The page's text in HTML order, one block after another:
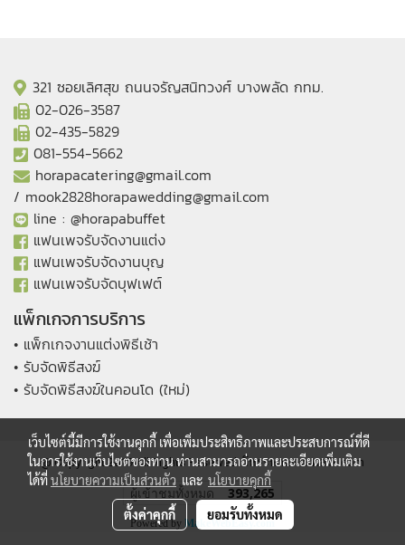
321 ซอยเลิศสุข ถนนจรัญสนิทวงศ์ บางพลัด กทม.
02-026-3587
02-435-5829
081-554-5662
horapacatering@gmail.com
/ mook2828horapawedding@gmail.com
line : @horapabuffet
แฟนเพจรับจัดงานแต่ง
แฟนเพจรับจัดงานบุญ
แฟนเพจรับจัดบุฟเฟต์
แพ็กเกจการบริการ
• แพ็กเกจงานแต่งพิธีเช้า
• รับจัดพิธีสงฆ์
• รับจัดพิธีสงฆ์ในคอนโด (ใหม่)
@ Copyright 2019 All Rights Reserved. โหระพาแคทเทอริ่ง.com
ผู้เข้าชมทั้งหมด 393,265
Powered by MakeWebEasy.com
เว็บไซต์นี้มีการใช้งานคุกกี้ เพื่อเพิ่มประสิทธิภาพและประสบการณ์ที่ดี
ในการใช้งานเว็บไซต์ของท่าน ท่านสามารถอ่านรายละเอียดเพิ่มเติม
ได้ที่นโยบายความเป็นส่วนตัว และ นโยบายคุกกี้
ตั้งค่าคุกกี้ ยอมรับทั้งหมด